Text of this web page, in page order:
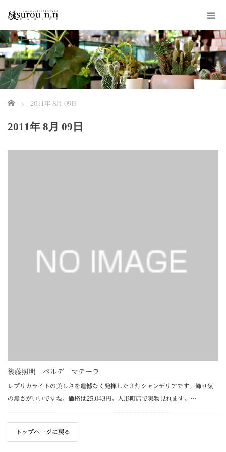
ホーム 2011年 8月 09日
2011年 8月 09日
後藤照明 ベルデ マテーラ
レプリカライトの美しさを遺憾なく発揮した３灯シャンデリアです。飾り気
の無さがいいですね。価格は25,043円。人形町店で実物見れます。…
トップページに戻る